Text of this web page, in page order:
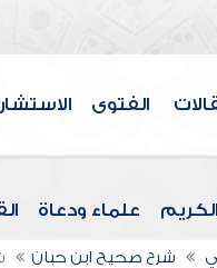
الفتوى
علماء ودعاة
شرح صحيح ابن حبان